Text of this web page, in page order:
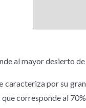
al mayor desierto
por su
corresponde al